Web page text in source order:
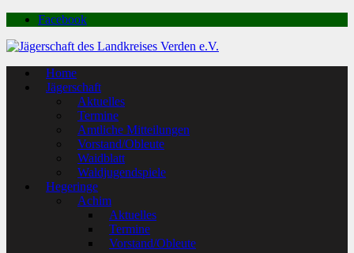
Facebook
Home
Jägerschaft
Aktuelles
Termine
Amtliche Mitteilungen
Vorstand/Obleute
Waidblatt
Waldjugendspiele
Hegeringe
Achim
Aktuelles
Termine
Vorstand/Obleute